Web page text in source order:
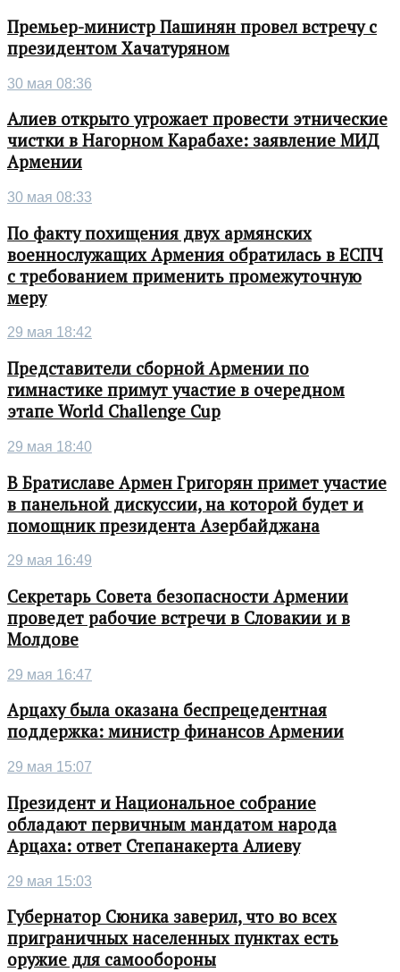
Премьер-министр Пашинян провел встречу с
президентом Хачатуряном
30 мая 08:36
Алиев открыто угрожает провести этнические
чистки в Нагорном Карабахе: заявление МИД
Армении
30 мая 08:33
По факту похищения двух армянских
военнослужащих Армения обратилась в ЕСПЧ
с требованием применить промежуточную
меру
29 мая 18:42
Представители сборной Армении по
гимнастике примут участие в очередном
этапе World Challenge Cup
29 мая 18:40
В Братиславе Армен Григорян примет участие
в панельной дискуссии, на которой будет и
помощник президента Азербайджана
29 мая 16:49
Секретарь Совета безопасности Армении
проведет рабочие встречи в Словакии и в
Молдове
29 мая 16:47
Арцаху была оказана беспрецедентная
поддержка: министр финансов Армении
29 мая 15:07
Президент и Национальное собрание
обладают первичным мандатом народа
Арцаха: ответ Степанакерта Алиеву
29 мая 15:03
Губернатор Сюника заверил, что во всех
приграничных населенных пунктах есть
оружие для самообороны